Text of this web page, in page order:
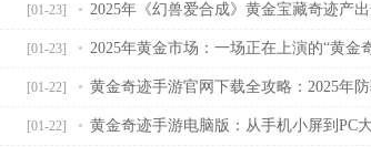
[01-23] 2025年《幻兽爱合成》黄金宝藏奇迹产
[01-23] 2025年黄金市场：一场正在上演的“黄金
[01-22] 黄金奇迹手游官网下载全攻略：2025年
[01-22] 黄金奇迹手游电脑版：从手机小屏到PC